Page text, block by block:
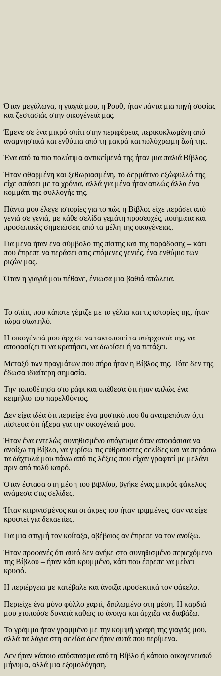
Όταν μεγάλωνα, η γιαγιά μου, η Ρουθ, ήταν πάντα μια πηγή σοφίας
και ζεστασιάς στην οικογένειά μας.
Έμενε σε ένα μικρό σπίτι στην περιφέρεια, περικυκλωμένη από
αναμνηστικά και ενθύμια από τη μακρά και πολύχρωμη ζωή της.
Ένα από τα πιο πολύτιμα αντικείμενά της ήταν μια παλιά Βίβλος.
Ήταν φθαρμένη και ξεθωριασμένη, το δερμάτινο εξώφυλλό της
είχε σπάσει με τα χρόνια, αλλά για μένα ήταν απλώς άλλο ένα
κομμάτι της συλλογής της.
Πάντα μου έλεγε ιστορίες για το πώς η Βίβλος είχε περάσει από
γενιά σε γενιά, με κάθε σελίδα γεμάτη προσευχές, ποιήματα και
προσωπικές σημειώσεις από τα μέλη της οικογένειας.
Για μένα ήταν ένα σύμβολο της πίστης και της παράδοσης – κάτι
που έπρεπε να περάσει στις επόμενες γενιές, ένα ενθύμιο των
ριζών μας.
Όταν η γιαγιά μου πέθανε, ένιωσα μια βαθιά απώλεια.
Το σπίτι, που κάποτε γέμιζε με τα γέλια και τις ιστορίες της, ήταν
τώρα σιωπηλό.
Η οικογένειά μου άρχισε να τακτοποιεί τα υπάρχοντά της, να
αποφασίζει τι να κρατήσει, να δωρίσει ή να πετάξει.
Μεταξύ των πραγμάτων που πήρα ήταν η Βίβλος της. Τότε δεν της
έδωσα ιδιαίτερη σημασία.
Την τοποθέτησα στο ράφι και υπέθεσα ότι ήταν απλώς ένα
κειμήλιο του παρελθόντος.
Δεν είχα ιδέα ότι περιείχε ένα μυστικό που θα ανατρεπόταν ό,τι
πίστευα ότι ήξερα για την οικογένειά μου.
Ήταν ένα εντελώς συνηθισμένο απόγευμα όταν αποφάσισα να
ανοίξω τη Βίβλο, να γυρίσω τις εύθραυστες σελίδες και να περάσω
τα δάχτυλά μου πάνω από τις λέξεις που είχαν γραφτεί με μελάνι
πριν από πολύ καιρό.
Όταν έφτασα στη μέση του βιβλίου, βγήκε ένας μικρός φάκελος
ανάμεσα στις σελίδες.
Ήταν κιτρινισμένος και οι άκρες του ήταν τριμμένες, σαν να είχε
κρυφτεί για δεκαετίες.
Για μια στιγμή τον κοίταξα, αβέβαιος αν έπρεπε να τον ανοίξω.
Ήταν προφανές ότι αυτό δεν ανήκε στο συνηθισμένο περιεχόμενο
της Βίβλου – ήταν κάτι κρυμμένο, κάτι που έπρεπε να μείνει
κρυφό.
Η περιέργεια με κατέβαλε και άνοιξα προσεκτικά τον φάκελο.
Περιείχε ένα μόνο φύλλο χαρτί, διπλωμένο στη μέση. Η καρδιά
μου χτυπούσε δυνατά καθώς το άνοιγα και άρχιζα να διαβάζω.
Το γράμμα ήταν γραμμένο με την κομψή γραφή της γιαγιάς μου,
αλλά τα λόγια στη σελίδα δεν ήταν αυτά που περίμενα.
Δεν ήταν κάποιο απόσπασμα από τη Βίβλο ή κάποιο οικογενειακό
μήνυμα, αλλά μια εξομολόγηση.